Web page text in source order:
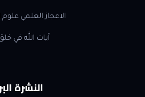
الاعجاز العلمي
آيات الله في
النشرة